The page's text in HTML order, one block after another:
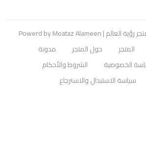
رؤية العالم| Powerd by Moataz Alameen
المتجر حول المتجر
مدونة
الخصوصية
الشروط والأحكام
سياسة الاستبدال والاسترجاع